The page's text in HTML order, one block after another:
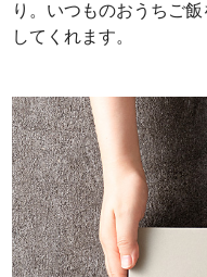
り。いつものおうちご
してくれます。